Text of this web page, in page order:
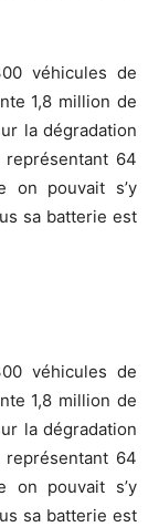
véhicules de
1,8 million de
la dégradation
64
on pouvait s’y
sa batterie est
véhicules de
1,8 million de
la dégradation
64
on pouvait s’y
sa batterie est